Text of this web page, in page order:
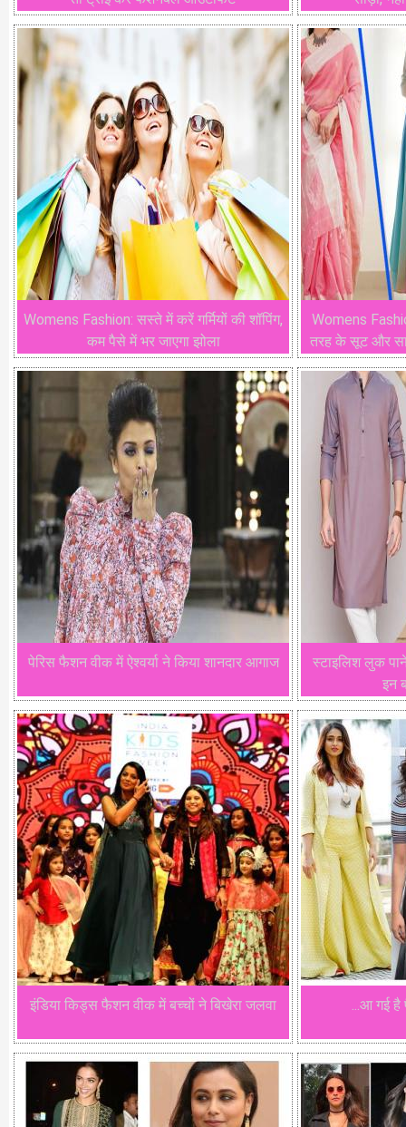
Womens Fashion: सस्ते में करें गर्मियों की शॉपिंग,
कम पैसे में भर जाएगा झोला
Womens
तरह के सूट और
पेरिस फैशन वीक में ऐश्वर्या ने किया शानदार आगाज
स्टाइलिश लुक
इन
इंडिया किड्स फैशन वीक में बच्चों ने बिखेरा जलवा ...आ गई